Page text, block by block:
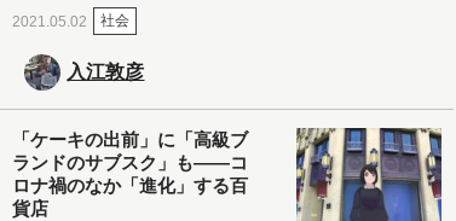
2021.05.02 社会
入江敦彦
「ケーキの出前」に「高級ブ
ランドのサブスク」も――コ
ロナ禍のなか「進化」する百
貨店